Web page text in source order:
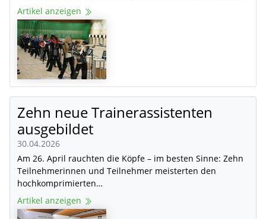
Artikel anzeigen
Zehn neue Trainerassistenten
ausgebildet
30.04.2026
Am 26. April rauchten die Köpfe – im besten Sinne: Zehn
Teilnehmerinnen und Teilnehmer meisterten den
hochkomprimierten…
Artikel anzeigen